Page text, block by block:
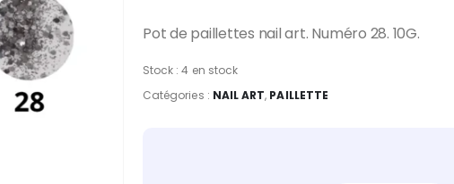
Pot de paillettes nail art. Numéro 28. 10G.
Stock :4 en stock
Catégories : NAIL ART, PAILLETTE